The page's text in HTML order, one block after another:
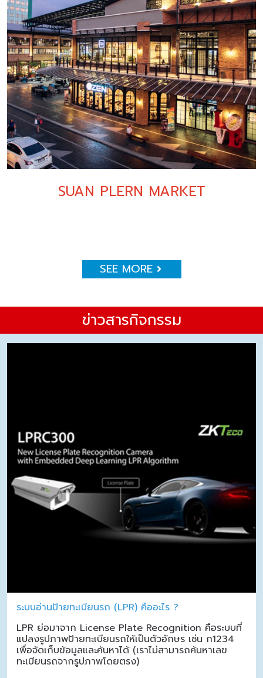
SUAN PLERN MARKET
SEE MORE
ข่าวสารกิจกรรม
ระบบอ่านป้ายทะเบียนรถ (LPR) คืออะไร ?
LPR ย่อมาจาก License Plate Recognition คือระบบที่
แปลงรูปภาพป้ายทะเบียนรถให้เป็นตัวอักษร เช่น ก1234
เพื่อจัดเก็บข้อมูลและค้นหาได้ (เราไม่สามารถค้นหาเลข
ทะเบียนรถจากรูปภาพโดยตรง)